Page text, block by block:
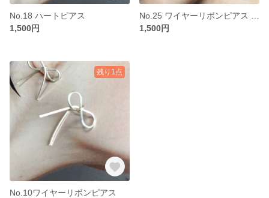
No.18 ハートピアス
1,500円
1,500円
残り1点
No.10ワイヤーリボンピアス